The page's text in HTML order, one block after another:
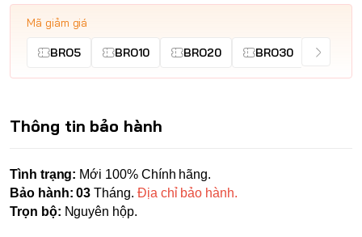
Mã giảm giá
BRO5 BRO10 BRO20 BRO30
Thông tin bảo hành
Tình trạng: Mới 100% Chính hãng.
Bảo hành: 03 Tháng. Địa chỉ bảo hành.
Trọn bộ: Nguyên hộp.